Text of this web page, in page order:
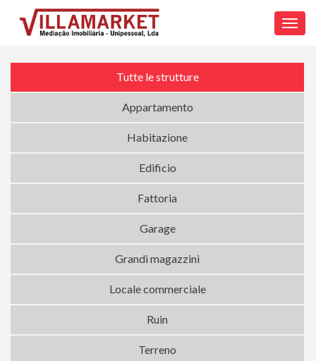
Tutte le strutture
Appartamento
Habitazione
Edificio
Fattoria
Garage
Grandi magazzini
Locale commerciale
Ruin
Terreno